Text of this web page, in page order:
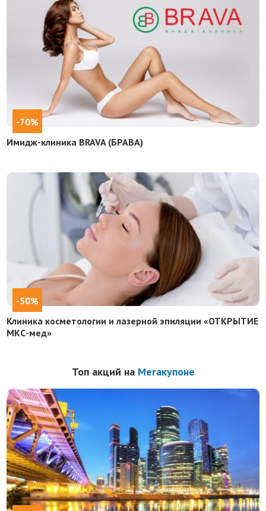
-70%
Имидж-клиника BRAVA (БРАВА)
-50%
Клиника косметологии и лазерной эпиляции «ОТКРЫТИЕ
МКС-мед»
Топ акций на Мегакупоне